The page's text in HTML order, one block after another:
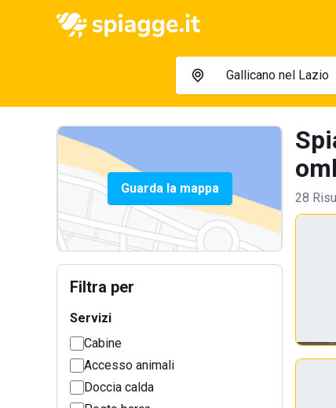
Guarda la mappa
Filtra per
Servizi
Cabine
Accesso animali
Doccia calda
28